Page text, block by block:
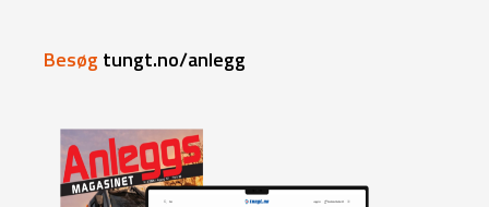
Besøg tungt.no/anlegg